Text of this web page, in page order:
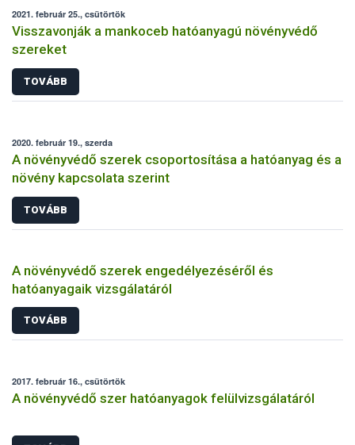
2021. február 25., csütörtök
Visszavonják a mankoceb hatóanyagú növényvédő
szereket
TOVÁBB
2020. február 19., szerda
A növényvédő szerek csoportosítása a hatóanyag és a
növény kapcsolata szerint
TOVÁBB
A növényvédő szerek engedélyezéséről és
hatóanyagaik vizsgálatáról
TOVÁBB
2017. február 16., csütörtök
A növényvédő szer hatóanyagok felülvizsgálatáról